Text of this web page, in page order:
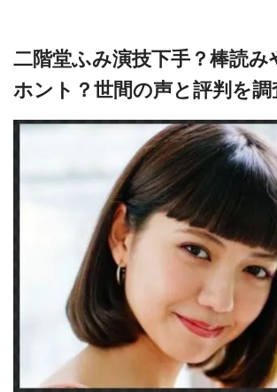
二階堂ふみ演技下手？棒読み
ホント？世間の声と評判を調